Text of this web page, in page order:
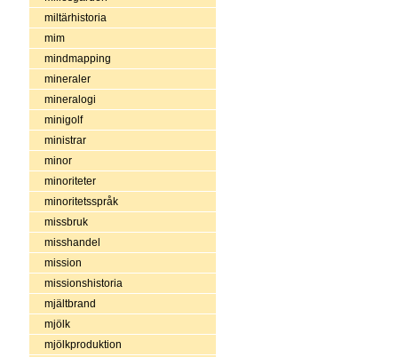
miltärhistoria
mim
mindmapping
mineraler
mineralogi
minigolf
ministrar
minor
minoriteter
minoritetsspråk
missbruk
misshandel
mission
missionshistoria
mjältbrand
mjölk
mjölkproduktion